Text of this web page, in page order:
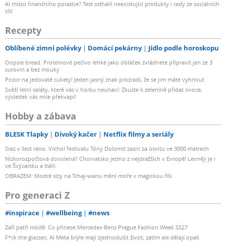
AI místo finančního poradce? Test odhalil neexistující produkty i rady ze sociálních
sítí
Recepty
Oblíbené zimní polévky Domácí pekárny Jídlo podle horoskopu
Oopsie bread: Proteinové pečivo lehké jako obláček zvládnete připravit jen ze 3
surovin a bez mouky
Pozor na jedovaté cukety! Jeden jasný znak prozradí, že se jim máte vyhnout
Svěží letní saláty, které vás v horku neunaví: Zkuste k zelenině přidat ovoce,
výsledek vás mile překvapí!
Hobby a zábava
BLESK Tlapky Divoký kačer Netflix filmy a seriály
Sraz v šest ráno. Vrchol festivalu Tóny Dolomit zazní za úsvitu ve 3000 metrech
Nízkorozpočtová dovolená? Chorvatsko jedno z nejdražších v Evropě! Levněji je i
ve Švýcarsku a Itálii
OBRAZEM: Modré slzy na Tchaj-wanu mění moře v magickou říši
Pro generaci Z
#inspirace #wellbeing #news
Září patří módě: Co přinese Mercedes-Benz Prague Fashion Week SS27
F*ck the glasses: AI Meta brýle mají zjednodušit život, zatím ale dělají opak